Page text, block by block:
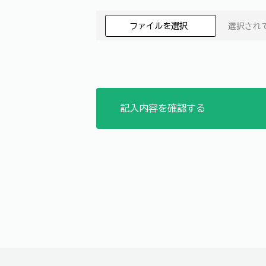
ファイルを選択 選択され